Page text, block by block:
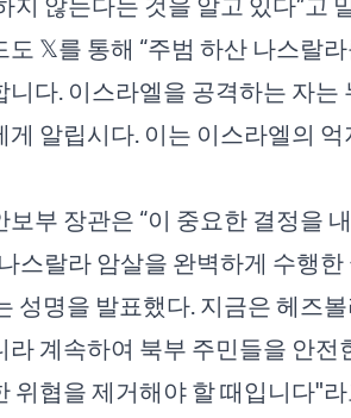
𝕏를 통해 “주범 하산 나스랄
니다. 이스라엘을 공격하는 자는
알립시다. 이는 이스라엘의 억
부 장관은 “이 중요한 결정을
스랄라 암살을 완벽하게 수행
성명을 발표했다. 지금은 헤즈
계속하여 북부 주민들을 안전
위협을 제거해야 할 때입니다"